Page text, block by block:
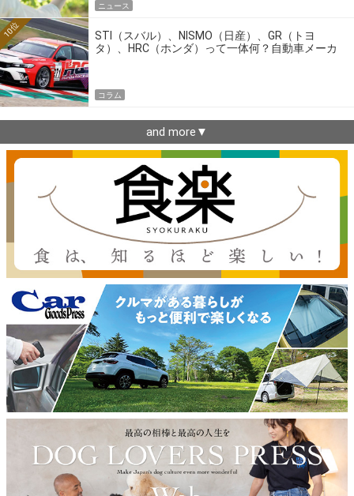
ニュース
STI（スバル）、NISMO（日産）、GR（トヨ
タ）、HRC（ホンダ）って一体何？自動車メーカ
10位
コラム
and more▼